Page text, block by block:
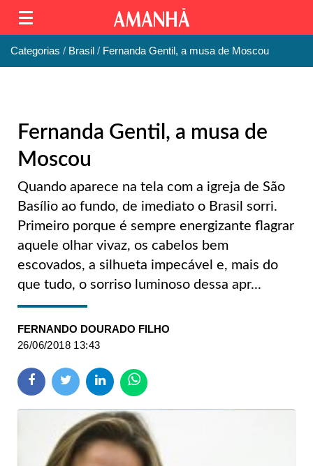
Categorias Brasil Fernanda Gentil, a musa de Moscou
Fernanda Gentil, a musa de
Moscou
Quando aparece na tela com a igreja de São
Basílio ao fundo, de imediato o Brasil sorri.
Primeiro porque é sempre energizante flagrar
aquele olhar vivaz, os cabelos bem
escovados, a silhueta impecável e, mais do
que tudo, o sorriso luminoso dessa apr...
FERNANDO DOURADO FILHO
26/06/2018 13:43